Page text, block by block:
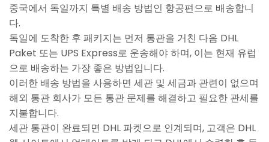
중국에서 독일까지 특별 배송 방법인 항공편으로 배송합니
다.
독일에 도착한 후 패키지는 먼저 통관을 거친 다음 DHL
Paket 또는 UPS Express로 운송해야 하며, 이는 현재 유럽
으로 배송하는 가장 좋은 방법입니다.
이러한 배송 방법을 사용하면 세관 및 세금과 관련이 없으며
해외 통관 회사가 모든 통관 문제를 해결하고 필요한 관세를
지불합니다.
세관 통관이 완료되면 DHL 파켓으로 인계되며, 고객은 DHL